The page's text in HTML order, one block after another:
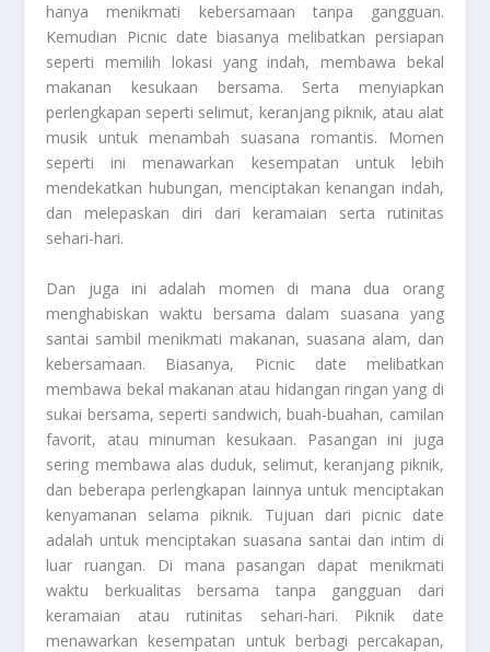
hanya menikmati kebersamaan tanpa gangguan.
Kemudian
Picnicdate biasanya melibatkan persiapan
seperti memilih lokasi yang indah, membawa bekal
makanan kesukaan bersama. Serta menyiapkan
perlengkapan seperti selimut, keranjang piknik, atau alat
musik untuk menambah suasana romantis. Momen
seperti ini menawarkan kesempatan untuk lebih
mendekatkan hubungan, menciptakan kenangan indah,
dan melepaskan diri dari keramaian serta rutinitas
sehari-hari.
Dan juga ini adalah momen di mana dua orang
menghabiskan waktu bersama dalam suasana yang
santai sambil menikmati makanan, suasana alam, dan
kebersamaan. Biasanya,
Picnicdate melibatkan
membawa bekal makanan atau hidangan ringan yang di
sukai bersama, seperti sandwich, buah-buahan, camilan
favorit, atau minuman kesukaan. Pasangan ini juga
sering membawa alas duduk, selimut, keranjang piknik,
dan beberapa perlengkapan lainnya untuk menciptakan
kenyamanan selama piknik. Tujuan dari picnic date
adalah untuk menciptakan suasana santai dan intim di
luar ruangan. Di mana pasangan dapat menikmati
waktu berkualitas bersama tanpa gangguan dari
keramaian atau rutinitas sehari-hari. Piknik date
menawarkan kesempatan untuk berbagi percakapan,